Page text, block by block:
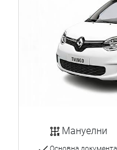
Мануелни